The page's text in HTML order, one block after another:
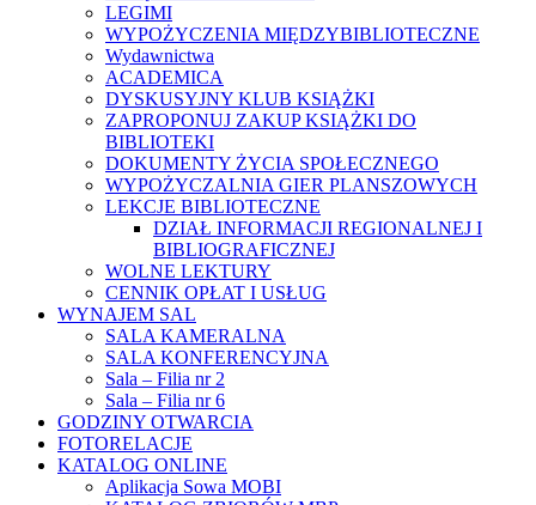
LEGIMI
WYPOŻYCZENIA MIĘDZYBIBLIOTECZNE
Wydawnictwa
ACADEMICA
DYSKUSYJNY KLUB KSIĄŻKI
ZAPROPONUJ ZAKUP KSIĄŻKI DO
BIBLIOTEKI
DOKUMENTY ŻYCIA SPOŁECZNEGO
WYPOŻYCZALNIA GIER PLANSZOWYCH
LEKCJE BIBLIOTECZNE
DZIAŁ INFORMACJI REGIONALNEJ I
BIBLIOGRAFICZNEJ
WOLNE LEKTURY
CENNIK OPŁAT I USŁUG
WYNAJEM SAL
SALA KAMERALNA
SALA KONFERENCYJNA
Sala – Filia nr 2
Sala – Filia nr 6
GODZINY OTWARCIA
FOTORELACJE
KATALOG ONLINE
Aplikacja Sowa MOBI